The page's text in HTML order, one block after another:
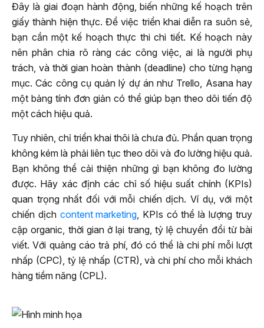
Đây là giai đoạn hành động, biến những kế hoạch trên
giấy thành hiện thực. Để việc triển khai diễn ra suôn sẻ,
bạn cần một kế hoạch thực thi chi tiết. Kế hoạch này
nên phân chia rõ ràng các công việc, ai là người phụ
trách, và thời gian hoàn thành (deadline) cho từng hạng
mục. Các công cụ quản lý dự án như Trello, Asana hay
một bảng tính đơn giản có thể giúp bạn theo dõi tiến độ
một cách hiệu quả.
Tuy nhiên, chỉ triển khai thôi là chưa đủ. Phần quan trọng
không kém là phải liên tục theo dõi và đo lường hiệu quả.
Bạn không thể cải thiện những gì bạn không đo lường
được. Hãy xác định các chỉ số hiệu suất chính (KPIs)
quan trọng nhất đối với mỗi chiến dịch. Ví dụ, với một
chiến dịch content marketing, KPIs có thể là lượng truy
cập organic, thời gian ở lại trang, tỷ lệ chuyển đổi từ bài
viết. Với quảng cáo trả phí, đó có thể là chi phí mỗi lượt
nhấp (CPC), tỷ lệ nhấp (CTR), và chi phí cho mỗi khách
hàng tiềm năng (CPL).